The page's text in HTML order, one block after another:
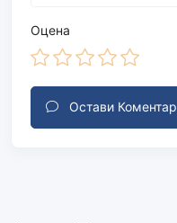
Оцена
Остави Коментар